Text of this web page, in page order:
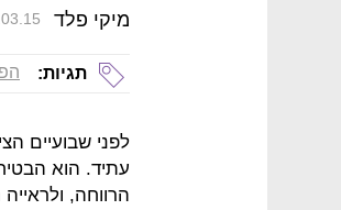
מיקי פלד
תגיות:
לפני שבועיים
עתיד. הוא
הרווחה,